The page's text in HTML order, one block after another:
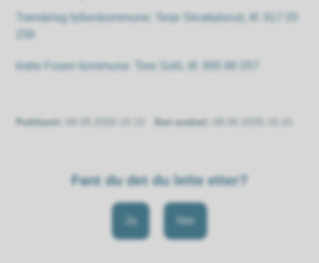
Trøndelag fylkeskommune: Terje Skrattalsrud, tlf. 917 05
Indre Fosen kommune: Tore Solli, tlf. 995 86 057
Publisert Sist endret
Fant du det du lette etter?
Ja Nei